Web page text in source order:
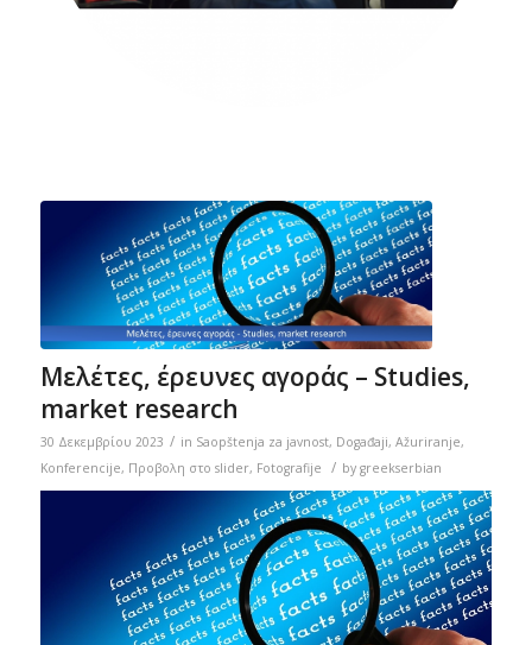
Μελέτες, έρευνες αγοράς – Studies,
market research
30 Δεκεμβρίου 2023 / in Saopštenja za javnost, Događaji, Ažuriranje,
Konferencije, Προβολη στο slider, Fotografije / by greekserbian